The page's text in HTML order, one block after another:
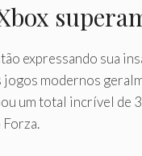
expressando sua
jogos modernos
um total incrível de